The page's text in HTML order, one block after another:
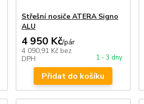
Střešní nosiče ATERA Signo
ALU
4 950 Kč/pár
4 090,91 Kč bez
DPH
1 - 3 dny
Přidat do košíku